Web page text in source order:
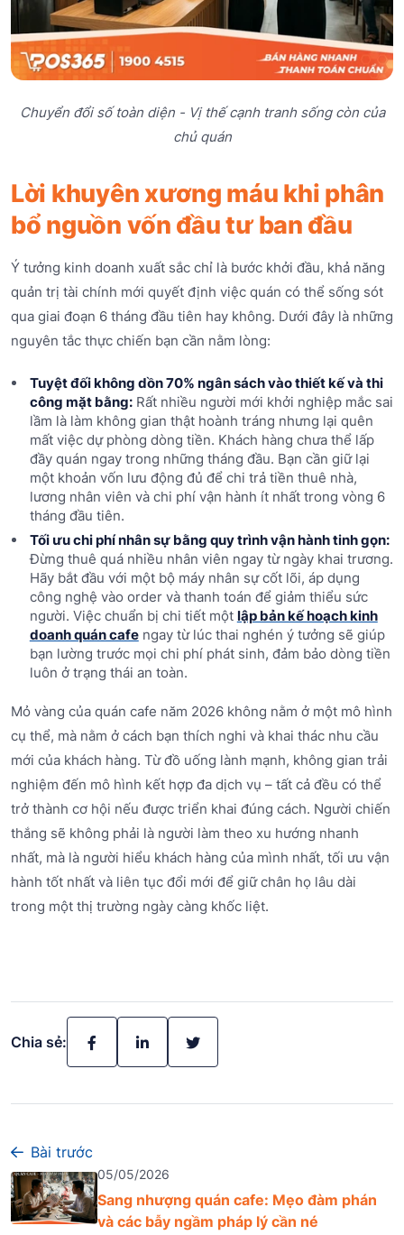
Chuyển đổi số toàn diện - Vị thế cạnh tranh sống còn của
chủ quán
Lời khuyên xương máu khi phân
bổ nguồn vốn đầu tư ban đầu
Ý tưởng kinh doanh xuất sắc chỉ là bước khởi đầu, khả năng
quản trị tài chính mới quyết định việc quán có thể sống sót
qua giai đoạn 6 tháng đầu tiên hay không. Dưới đây là những
nguyên tắc thực chiến bạn cần nằm lòng:
Tuyệt đối không dồn 70% ngân sách vào thiết kế và thi
công mặt bằng:Rất nhiều người mới khởi nghiệp mắc sai
lầm là làm không gian thật hoành tráng nhưng lại quên
mất việc dự phòng dòng tiền. Khách hàng chưa thể lấp
đầy quán ngay trong những tháng đầu. Bạn cần giữ lại
một khoản vốn lưu động đủ để chi trả tiền thuê nhà,
lương nhân viên và chi phí vận hành ít nhất trong vòng 6
tháng đầu tiên.
Tối ưu chi phí nhân sự bằng quy trình vận hành tinh gọn:
Đừng thuê quá nhiều nhân viên ngay từ ngày khai trương.
Hãy bắt đầu với một bộ máy nhân sự cốt lõi, áp dụng
công nghệ vào order và thanh toán để giảm thiểu sức
người. Việc chuẩn bị chi tiết một lập bản kế hoạch kinh
doanh quán cafengay từ lúc thai nghén ý tưởng sẽ giúp
bạn lường trước mọi chi phí phát sinh, đảm bảo dòng tiền
luôn ở trạng thái an toàn.
Mỏ vàng của quán cafe năm 2026 không nằm ở một mô hình
cụ thể, mà nằm ở cách bạn thích nghi và khai thác nhu cầu
mới của khách hàng. Từ đồ uống lành mạnh, không gian trải
nghiệm đến mô hình kết hợp đa dịch vụ – tất cả đều có thể
trở thành cơ hội nếu được triển khai đúng cách. Người chiến
thắng sẽ không phải là người làm theo xu hướng nhanh
nhất, mà là người hiểu khách hàng của mình nhất, tối ưu vận
hành tốt nhất và liên tục đổi mới để giữ chân họ lâu dài
trong một thị trường ngày càng khốc liệt.
Chia sẻ:
Bài trước
05/05/2026
Sang nhượng quán cafe: Mẹo đàm phán
và các bẫy ngầm pháp lý cần né